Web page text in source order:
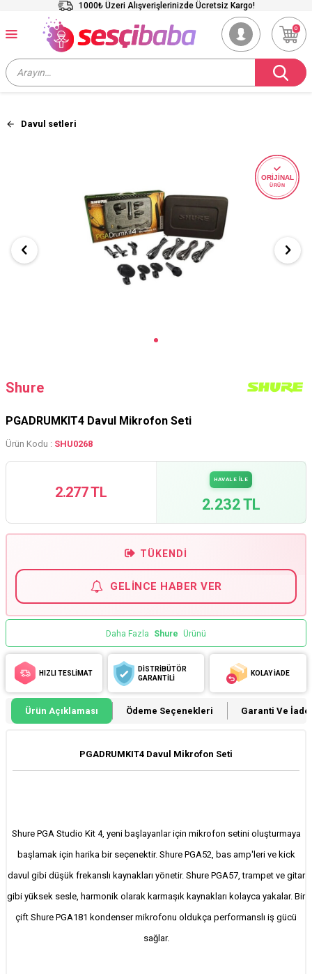
1000₺ Üzeri Alışverişlerinizde Ücretsiz Kargo!
0
Davul setleri
ORİJİNAL
ÜRÜN
Shure
PGADRUMKIT4 Davul Mikrofon Seti
Ürün Kodu : SHU0268
2.277 TL
HAVALE İLE
2.232 TL
TÜKENDI
GELINCE HABER VER
Daha Fazla Shure Ürünü
HIZLI TESLİMAT
DİSTRİBÜTÖR
GARANTİLİ
KOLAY İADE
Ürün Açıklaması Ödeme Seçenekleri Garanti Ve İade
PGADRUMKIT4 Davul Mikrofon Seti
Shure PGA Studio Kit 4, yeni başlayanlar için mikrofon setini oluşturmaya
başlamak için harika bir seçenektir. Shure PGA52, bas amp'leri ve kick
davul gibi düşük frekanslı kaynakları yönetir. Shure PGA57, trampet ve gitar
gibi yüksek sesle, harmonik olarak karmaşık kaynakları kolayca yakalar. Bir
çift Shure PGA181 kondenser mikrofonu oldukça performanslı iş gücü
sağlar.